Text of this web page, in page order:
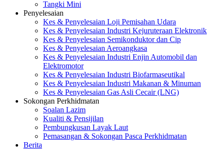
Tangki Mini
Penyelesaian
Kes & Penyelesaian Loji Pemisahan Udara
Kes & Penyelesaian Industri Kejuruteraan Elektronik
Kes & Penyelesaian Semikonduktor dan Cip
Kes & Penyelesaian Aeroangkasa
Kes & Penyelesaian Industri Enjin Automobil dan
Elektromotor
Kes & Penyelesaian Industri Biofarmaseutikal
Kes & Penyelesaian Industri Makanan & Minuman
Kes & Penyelesaian Gas Asli Cecair (LNG)
Sokongan Perkhidmatan
Soalan Lazim
Kualiti & Pensijilan
Pembungkusan Layak Laut
Pemasangan & Sokongan Pasca Perkhidmatan
Berita